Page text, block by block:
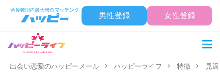
男性登録 女性登録
出会い恋愛のハッピーメール ハッピーライフ 特徴 見